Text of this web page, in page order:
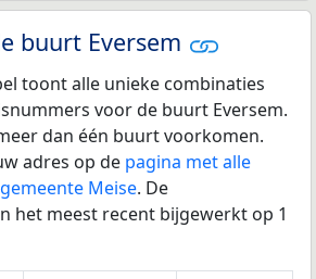
buurt Eversem
toont alle unieke combinaties
voor de buurt Eversem.
dan één buurt voorkomen.
adres op de pagina met alle
Meise. De
het meest recent bijgewerkt op 1